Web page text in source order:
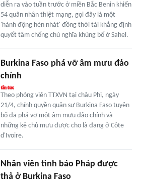
diễn ra vào tuần trước ở miền Bắc Benin khiến
54 quân nhân thiệt mạng, gọi đây là một
'hành động hèn nhát' đồng thời tái khẳng định
quyết tâm chống chủ nghĩa khủng bố ở Sahel.
Burkina Faso phá vỡ âm mưu đảo
chính
Theo phóng viên TTXVN tại châu Phi, ngày
21/4, chính quyền quân sự Burkina Faso tuyên
bố đã phá vỡ một âm mưu đảo chính và
những kẻ chủ mưu được cho là đang ở Côte
d'Ivoire.
Nhân viên tình báo Pháp được
thả ở Burkina Faso